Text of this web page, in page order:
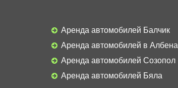
Аренда автомобилей Балчик
Аренда автомобилей в Албена
Аренда автомобилей Созопол
Аренда автомобилей Бяла